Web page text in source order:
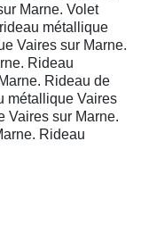
Marne. Volet
métallique
Vaires sur Marne.
Rideau
Rideau de
métallique Vaires
Vaires sur Marne.
Rideau